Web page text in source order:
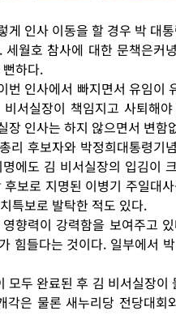
인사 이동을 할 경우 박 대
월호 참사에 대한 문책은커
하다.
번 인사에서 빠지면서 유임이
서실장이 책임지고 사퇴해
장 인사는 하지 않으면서 변함
리 후보자와 박정희대통령기
에도 김 비서실장의 입김이
보로 지명된 이병기 주일대
특보로 발탁한 적도 있다.
향력이 강력함을 보여주고
힘들다는 것이다. 일부에서
모두 완료된 후 김 비서실장이
각은 물론 새누리당 전당대회